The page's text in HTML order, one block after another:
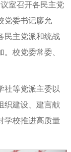
室召开各民主党
党委书记廖允
民主党派和统战
校党委常委、
社等党派主委以
织建设、建言献
学校推进高质量